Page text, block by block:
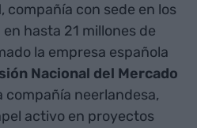
, compañía con sede en los
hasta 21 millones de
la empresa española
Nacional del Mercado
compañía neerlandesa,
activo en proyectos